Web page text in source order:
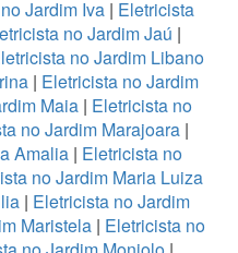
Jardim Iva| Eletricista
no Jardim Jaú |
no Jardim Libano
| Eletricista no Jardim
Maia | Eletricista no
no Jardim Marajoara |
Amalia | Eletricista no
no Jardim Maria Luiza
| Eletricista no Jardim
Maristela| Eletricista no